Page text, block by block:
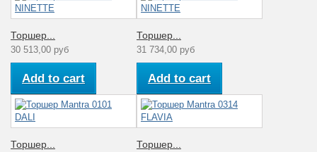
Торшер...
30 513,00 руб
Add to cart
Торшер...
31 734,00 руб
Add to cart
Торшер... Торшер...